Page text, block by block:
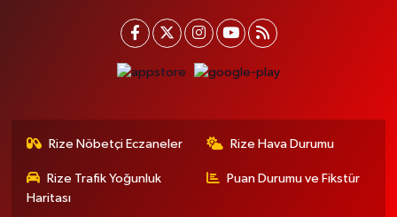
Rize Nöbetçi Eczaneler Rize Hava Durumu
Rize Trafik Yoğunluk
Haritası
Puan Durumu ve Fikstür